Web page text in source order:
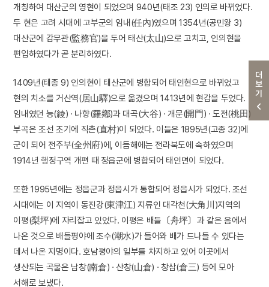
더보기
개칭하여 대산군의 영현이 되었으며 940년(태조 23) 인의로 바뀌었다.
두 현은 고려 시대에 고부군의 임내(任內)였으며 1354년(공민왕 3)
대산군에 감무관(監務官)을 두어 태산(太山)으로 고치고, 인의현을
편입하였다가 곧 분리하였다.
1409년(태종 9) 인의현이 태산군에 병합되어 태인현으로 바뀌었고
현의 치소를 거산역(居山驛)으로 옮겼으며 1413년에 현감을 두었다.
임내였던 능(綾) · 나향(羅鄕)과 대곡(大谷) · 개문(開門) · 도전(桃田)
부곡은 조선 초기에 직촌(直村)이 되었다. 이들은 1895년(고종 32)에
군이 되어 전주부(全州府)에, 이듬해에는 전라북도에 속하였으며
1914년 행정구역 개편 때 정읍군에 병합되어 태인면이 되었다.
또한 1995년에는 정읍군과 정읍시가 통합되어 정읍시가 되었다. 조선
시대에는 이 지역이 동진강(東津江) 지류인 대각천(大角川)지역의
이평(梨坪)에 자리잡고 있었다. 이평은 배들〔舟坪〕과 같은 음에서
나온 것으로 배들평야에 조수(潮水)가 들어와 배가 드나들 수 있다는
데서 나온 지명이다. 호남평야의 일부를 차지하고 있어 이곳에서
생산되는 곡물은 남창(南倉) · 산창(山倉) · 창삼(倉三) 등에 모아
서해로 보냈다.